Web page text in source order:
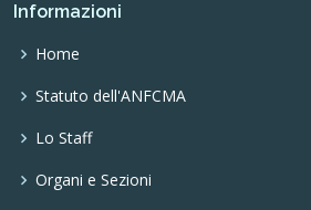
Informazioni
Home
Statuto dell'ANFCMA
Lo Staff
Organi e Sezioni